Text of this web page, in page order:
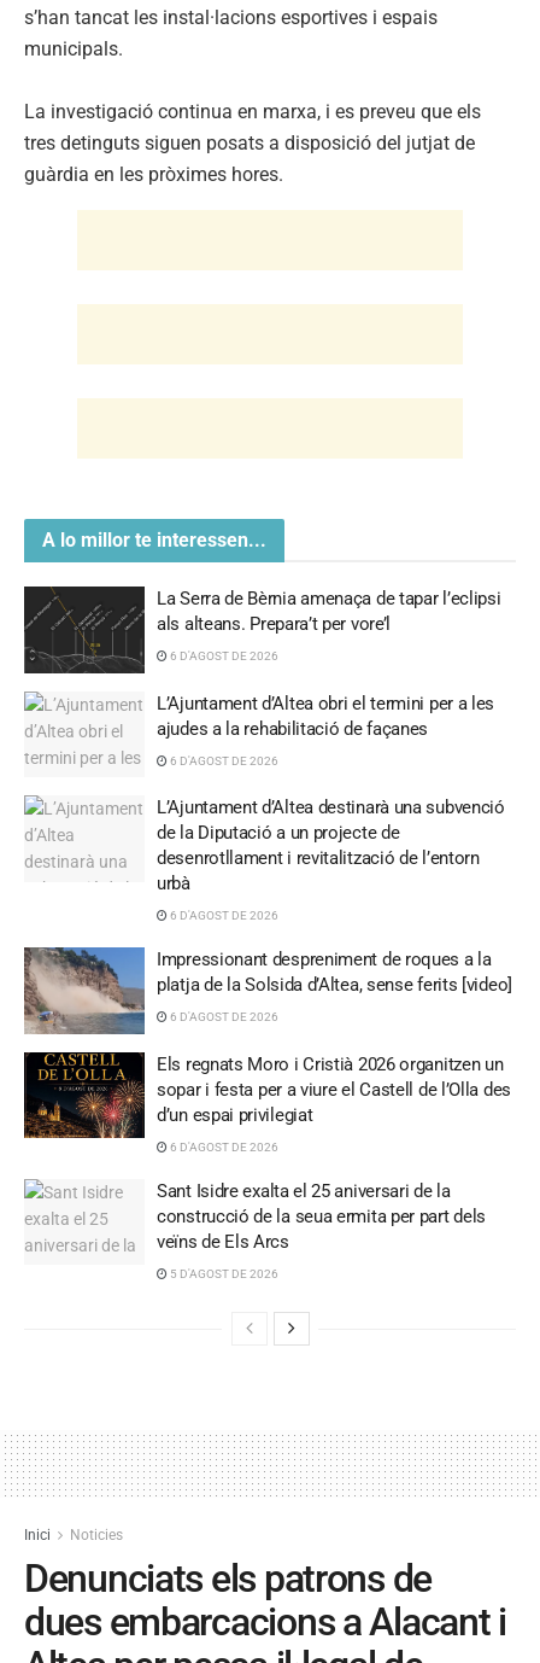
s’han tancat les instal·lacions esportives i espais
municipals.
La investigació continua en marxa, i es preveu que els
tres detinguts siguen posats a disposició del jutjat de
guàrdia en les pròximes hores.
A lo millor te interessen...
La Serra de Bèrnia amenaça de tapar l’eclipsi
als alteans. Prepara’t per vore’l
6 D'AGOST DE 2026
L’Ajuntament d’Altea obri el termini per a les
ajudes a la rehabilitació de façanes
6 D'AGOST DE 2026
L’Ajuntament d’Altea destinarà una subvenció
de la Diputació a un projecte de
desenrotllament i revitalització de l’entorn
urbà
6 D'AGOST DE 2026
Impressionant despreniment de roques a la
platja de la Solsida d’Altea, sense ferits [video]
6 D'AGOST DE 2026
Els regnats Moro i Cristià 2026 organitzen un
sopar i festa per a viure el Castell de l’Olla des
d’un espai privilegiat
6 D'AGOST DE 2026
Sant Isidre exalta el 25 aniversari de la
construcció de la seua ermita per part dels
veïns de Els Arcs
5 D'AGOST DE 2026
Inici Noticies
Denunciats els patrons de
dues embarcacions a Alacant i